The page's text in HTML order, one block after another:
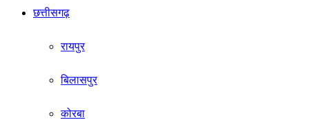
छत्तीसगढ़
रायपुर
बिलासपुर
कोरबा